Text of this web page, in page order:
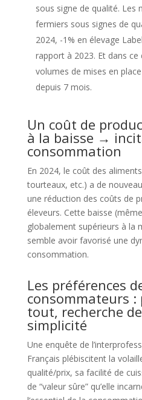
sous signe de qualité. Les
fermiers sous signes de
2024, -1% en élevage
rapport à 2023. Et dans
volumes de mises en
depuis 7 mois.
Un coût de
à la baisse →
consommation
En 2024, le coût des
tourteaux, etc.) a de
une réduction des coûts de
éleveurs. Cette baisse
globalement supérieurs à la
semble avoir favorisé une
consommation.
Les préférences
consommateurs
tout, recherche
simplicité
Une enquête de
Français plébiscitent la
qualité/prix, sa facilité de
de “valeur sûre” qu’elle